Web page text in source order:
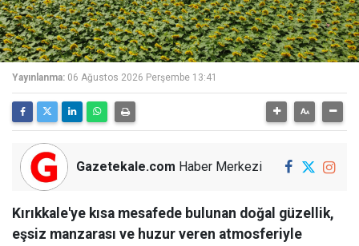
Yayınlanma: 06 Ağustos 2026 Perşembe 13:41
Gazetekale.com Haber Merkezi
Kırıkkale'ye kısa mesafede bulunan doğal güzellik,
eşsiz manzarası ve huzur veren atmosferiyle